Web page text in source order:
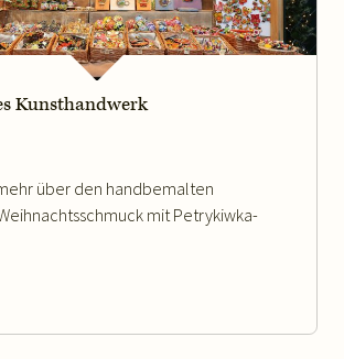
Kunsthandwerk
über den handbemalten
mit Petrykiwka-